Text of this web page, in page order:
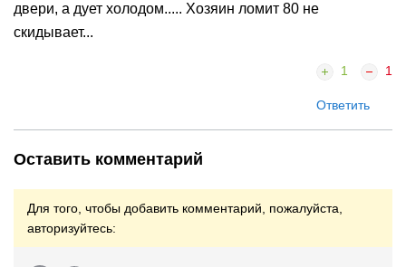
двери, а дует холодом..... Хозяин ломит 80 не
скидывает...
1 1
Ответить
Оставить комментарий
Для того, чтобы добавить комментарий, пожалуйста,
авторизуйтесь: